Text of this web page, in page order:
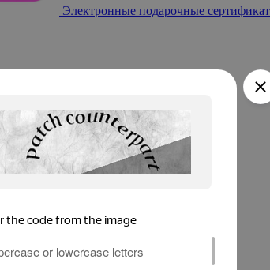
Электронные подарочные